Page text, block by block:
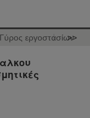
Γύρος εργοστασίων
>>